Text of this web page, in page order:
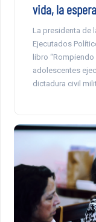
vida, la
La presidenta de
Ejecutados
libro
adolescentes
dictadura civil